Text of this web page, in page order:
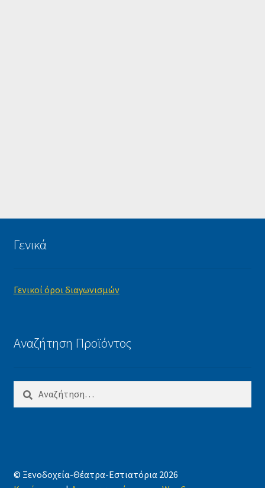
Γενικά
Γενικοί όροι διαγωνισμών
Αναζήτηση Προϊόντος
Αναζήτηση
© Ξενοδοχεία-Θέατρα-Εστιατόρια 2026